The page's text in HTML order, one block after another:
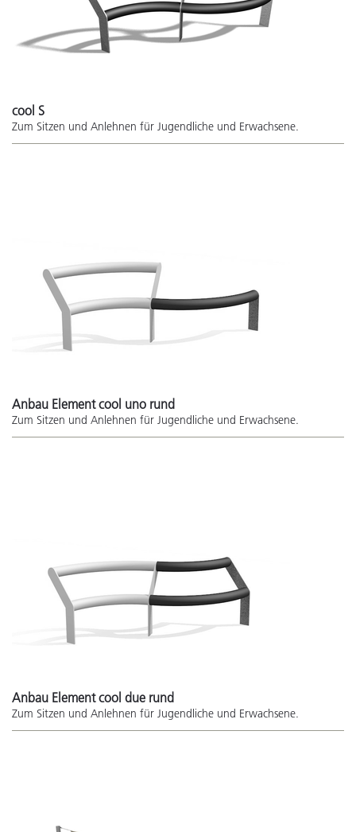
cool S
Zum Sitzen und Anlehnen für Jugendliche und Erwachsene.
Anbau Element cool uno rund
Zum Sitzen und Anlehnen für Jugendliche und Erwachsene.
Anbau Element cool due rund
Zum Sitzen und Anlehnen für Jugendliche und Erwachsene.